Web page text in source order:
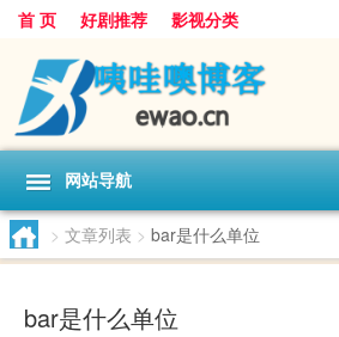
首 页 好剧推荐 影视分类
网站导航
> 文章列表 > bar是什么单位
bar是什么单位